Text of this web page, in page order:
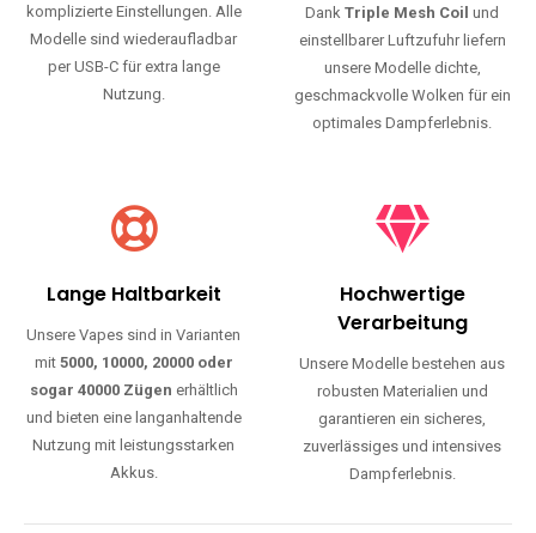
komplizierte Einstellungen. Alle
Modelle sind wiederaufladbar
per USB-C für extra lange
Nutzung.
Dank Triple Mesh Coil und
einstellbarer Luftzufuhr liefern
unsere Modelle dichte,
geschmackvolle Wolken für ein
optimales Dampferlebnis.
Lange Haltbarkeit
Unsere Vapes sind in Varianten
mit 5000, 10000, 20000 oder
sogar 40000 Zügen erhältlich
und bieten eine langanhaltende
Nutzung mit leistungsstarken
Akkus.
Hochwertige
Verarbeitung
Unsere Modelle bestehen aus
robusten Materialien und
garantieren ein sicheres,
zuverlässiges und intensives
Dampferlebnis.